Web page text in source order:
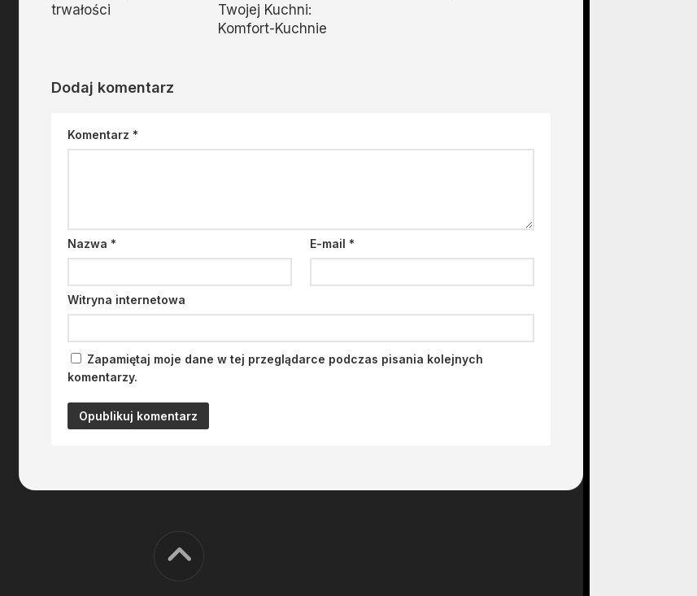
trwałości
Twojej Kuchni:
Komfort-Kuchnie
Dodaj komentarz
Komentarz *
Nazwa * E-mail*
Witryna internetowa
Zapamiętaj moje dane w tej przeglądarce podczas pisania kolejnych
komentarzy.